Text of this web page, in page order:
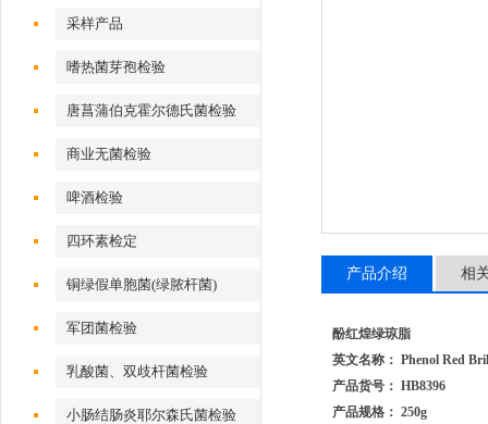
采样产品
嗜热菌芽孢检验
唐菖蒲伯克霍尔德氏菌检验
商业无菌检验
啤酒检验
四环素检定
铜绿假单胞菌(绿脓杆菌)
军团菌检验
乳酸菌、双歧杆菌检验
小肠结肠炎耶尔森氏菌检验
产品介绍 相
酚红煌绿琼脂
英文名称： Phenol Red
产品货号： HB8396
产品规格： 250g